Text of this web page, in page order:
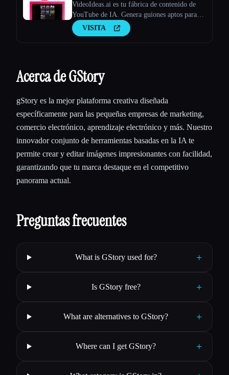
VideoIdeas.ai es tu fábrica de contenido de
YouTube de IA. Genera guiones aptos para
hacer virus, nuevas ideas de vídeo y contenido
atractivo en cuestión de minutos.
VISITA
Acerca de GStory
gStory es la mejor plataforma creativa diseñada
específicamente para las pequeñas empresas de marketing,
comercio electrónico, aprendizaje electrónico y más. Nuestro
innovador conjunto de herramientas basadas en la IA te
permite crear y editar imágenes impresionantes con facilidad,
garantizando que tu marca destaque en el competitivo
panorama actual.
Preguntas frecuentes
What is GStory used for? +
Is GStory free? +
What are alternatives to GStory? +
Where can I get GStory? +